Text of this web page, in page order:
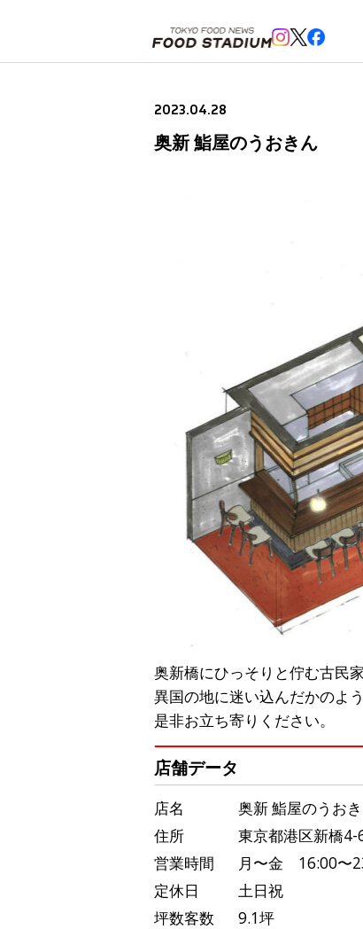
2023.04.28
奥新 鮨屋のうおきん
奥新橋にひっそりと佇む古民
異国の地に迷い込んだかのよ
是非お立ち寄りください。
店舗データ
店名
奥新 鮨屋のうお
住所
東京都港区新橋4-
営業時間
月〜金 16:00〜
定休日
土日祝
坪数客数
9.1坪